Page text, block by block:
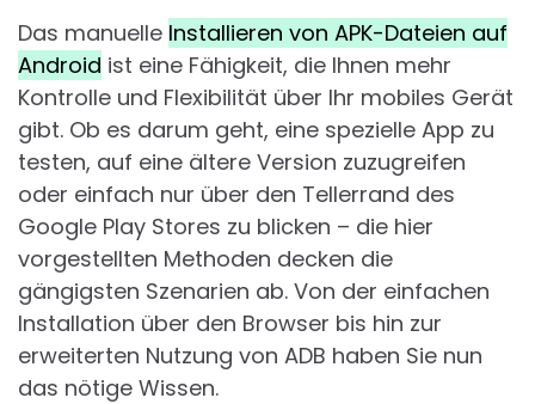
Das manuelle Installieren von APK-Dateien auf
Android ist eine Fähigkeit, die Ihnen mehr
Kontrolle und Flexibilität über Ihr mobiles Gerät
gibt. Ob es darum geht, eine spezielle App zu
testen, auf eine ältere Version zuzugreifen
oder einfach nur über den Tellerrand des
Google Play Stores zu blicken – die hier
vorgestellten Methoden decken die
gängigsten Szenarien ab. Von der einfachen
Installation über den Browser bis hin zur
erweiterten Nutzung von ADB haben Sie nun
das nötige Wissen.